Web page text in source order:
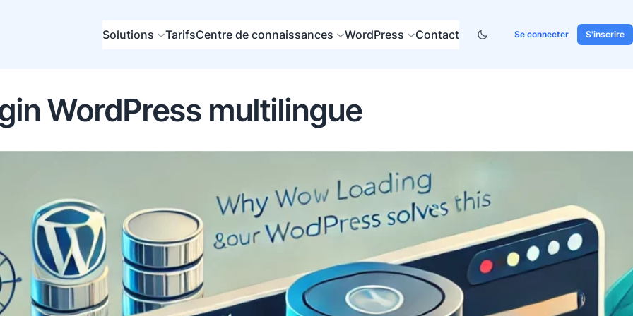
Solutions TarifsCentre de connaissances WordPress Contact Se connecter S'inscrire
WordPress multilingue